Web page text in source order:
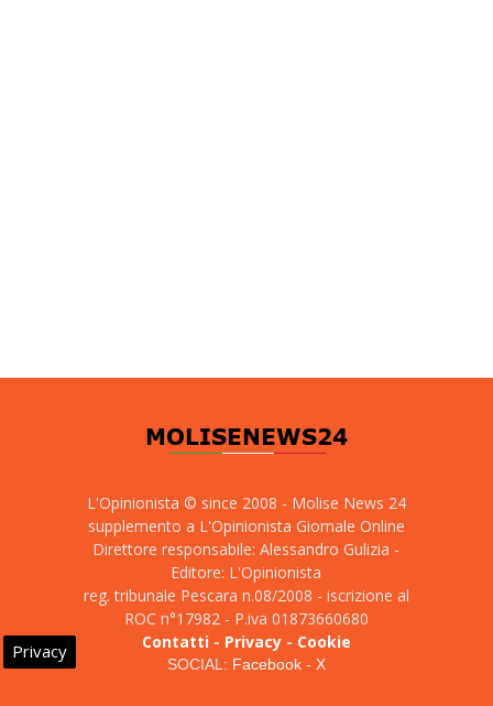
L'Opinionista © since 2008 - Molise News 24
supplemento a L'Opinionista Giornale Online
Direttore responsabile: Alessandro Gulizia -
Editore: L'Opinionista
reg. tribunale Pescara n.08/2008 - iscrizione al
ROC n°17982 - P.iva 01873660680
Contatti- Privacy- Cookie
SOCIAL: Facebook- X
Privacy